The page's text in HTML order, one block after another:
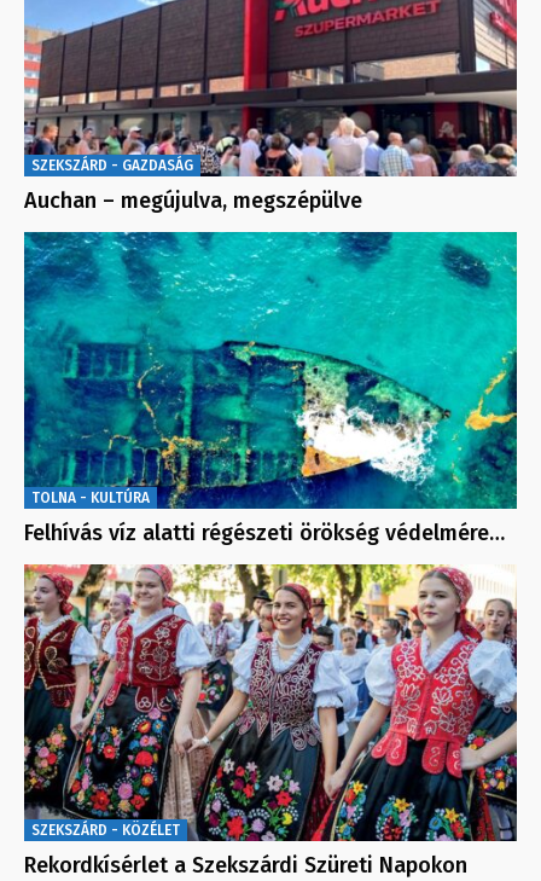
SZEKSZÁRD - GAZDASÁG
Auchan – megújulva, megszépülve
TOLNA - KULTÚRA
Felhívás víz alatti régészeti örökség védelmére…
SZEKSZÁRD - KÖZÉLET
Rekordkísérlet a Szekszárdi Szüreti Napokon